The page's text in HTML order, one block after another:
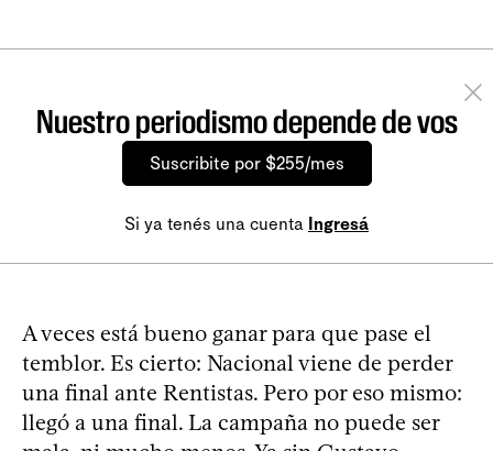
Nuestro periodismo depende de vos
Suscribite por $255/mes
Si ya tenés una cuenta Ingresá
A veces está bueno ganar para que pase el
temblor. Es cierto: Nacional viene de perder
una final ante Rentistas. Pero por eso mismo:
llegó a una final. La campaña no puede ser